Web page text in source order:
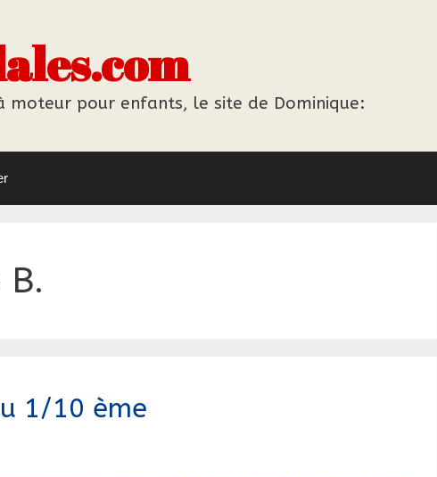
moteur pour enfants, le site de Dominique:
1/10 ème